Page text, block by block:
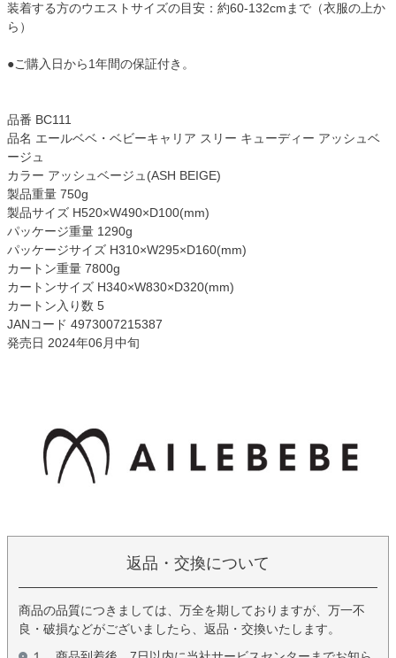
装着する方のウエストサイズの目安：約60-132cmまで（衣服の上か
ら）
●ご購入日から1年間の保証付き。
品番 BC111
品名 エールベベ・ベビーキャリア スリー キューディー アッシュベ
ージュ
カラー アッシュベージュ(ASH BEIGE)
製品重量 750g
製品サイズ H520×W490×D100(mm)
パッケージ重量 1290g
パッケージサイズ H310×W295×D160(mm)
カートン重量 7800g
カートンサイズ H340×W830×D320(mm)
カートン入り数 5
JANコード 4973007215387
発売日 2024年06月中旬
返品・交換について
商品の品質につきましては、万全を期しておりますが、万一不
良・破損などがございましたら、返品・交換いたします。